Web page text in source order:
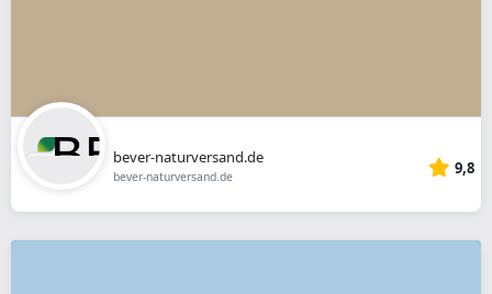
bever-naturversand.de
bever-naturversand.de 9,8